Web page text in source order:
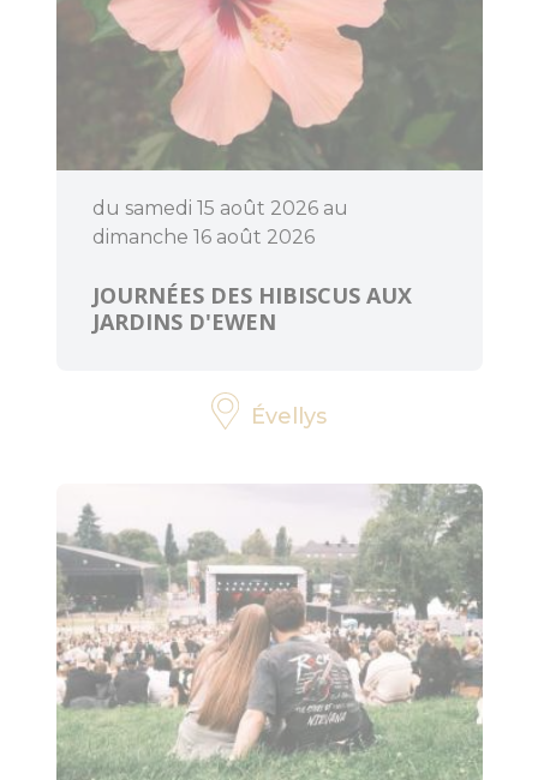
Art et culture
du samedi 15 août 2026 au
dimanche 16 août 2026
JOURNÉES DES HIBISCUS AUX
JARDINS D'EWEN
Évellys